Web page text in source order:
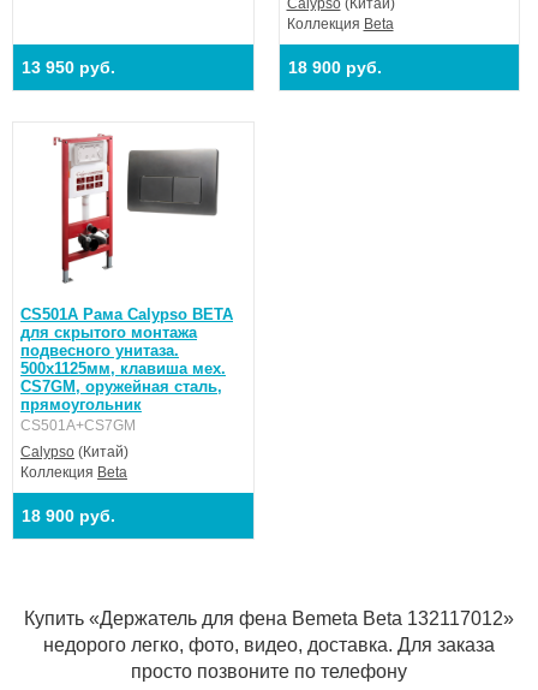
13 950 руб.
Calypso(Китай)
Коллекция Beta
18 900 руб.
CS501A Рама Calypso BETA
для скрытого монтажа
подвесного унитаза.
500х1125мм, клавиша мех.
CS7GM, оружейная сталь,
прямоугольник
CS501A+CS7GM
Calypso (Китай)
Коллекция Beta
18 900 руб.
Купить «Держатель для фена Bemeta Beta 132117012»
недорого легко, фото, видео, доставка. Для заказа
просто позвоните по телефону